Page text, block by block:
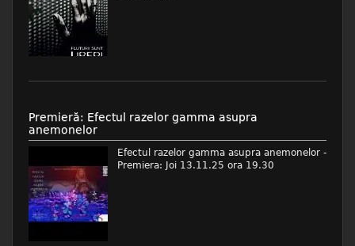
Premieră: Efectul razelor gamma asupra
anemonelor
Efectul razelor gamma asupra anemonelor -
Premiera: Joi 13.11.25 ora 19.30